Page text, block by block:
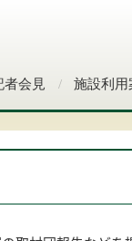
者会見 施設利用